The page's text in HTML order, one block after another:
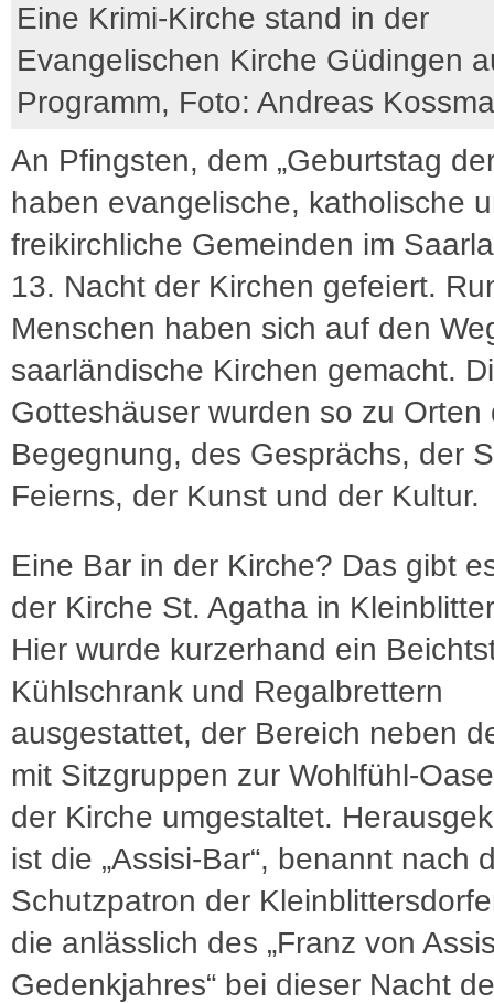
Eine Krimi-Kirche stand in der
Evangelischen Kirche Güdingen
Programm, Foto: Andreas
An Pfingsten, dem „Geburtstag
haben evangelische, katholische
freikirchliche Gemeinden im
13. Nacht der Kirchen gefeiert.
Menschen haben sich auf den
saarländische Kirchen gemacht.
Gotteshäuser wurden so zu Orten
Begegnung, des Gesprächs, der
Feierns, der Kunst und der Kultur.
Eine Bar in der Kirche? Das gibt
der Kirche St. Agatha in
Hier wurde kurzerhand ein
Kühlschrank und Regalbrettern
ausgestattet, der Bereich neben
mit Sitzgruppen zur Wohlfühl-
der Kirche umgestaltet.
ist die „Assisi-Bar“, benannt nach
Schutzpatron der
die anlässlich des „Franz von
Gedenkjahres“ bei dieser Nacht